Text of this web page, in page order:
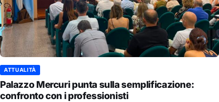
ATTUALITÀ
Palazzo Mercuri punta sulla semplificazione:
confronto con i professionisti